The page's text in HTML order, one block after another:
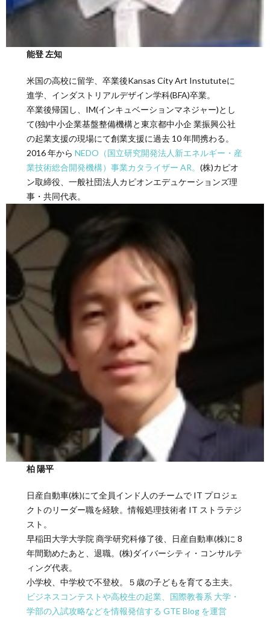
能登 左知
米国の高校に留学、卒業後Kansas City Art Instututeに
進学、インダストリアルデザイン学科(BFA)卒業。
卒業後帰国し、IM(インキュベーションマネジャー)とし
て(独)中小企業基盤整備機構と東京都中小企 業振興公社
の起業支援の現場にて創業支援に過去 10 年間携わる。
2016 年からNEDO（国立研究開発法人新エネルギー・産
業技術総合開発機構）事業カタライザー AR。(株)カピオ
ン取締役、一般社団法人カピオンエデュケーションズ理
事・共同代表。
柏 陽平
日産自動車(株)にて全員インド人のチームで IT プロジェ
クトのリーダー職を経験。情報処理技術者 IT ストラテジ
スト。
早稲田大学大学院 商学研究科修了後、日産自動車(株)に 8
年間勤めたあと、退職。(株)ダイバーシティ・コンサルテ
ィング代表。
小学校、中学校で不登校。５歳の子どもを育てる主夫。
ビジネスコンテストや高校生の起業、国際教養系 大学・
学部の入試攻略などを情報発信する GTE Blog を運営